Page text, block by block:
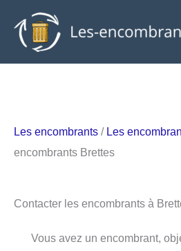
contenu
Les encombrants / Les
encombrants Brettes
Contacter les encombrants à
Vous avez un encombrant,